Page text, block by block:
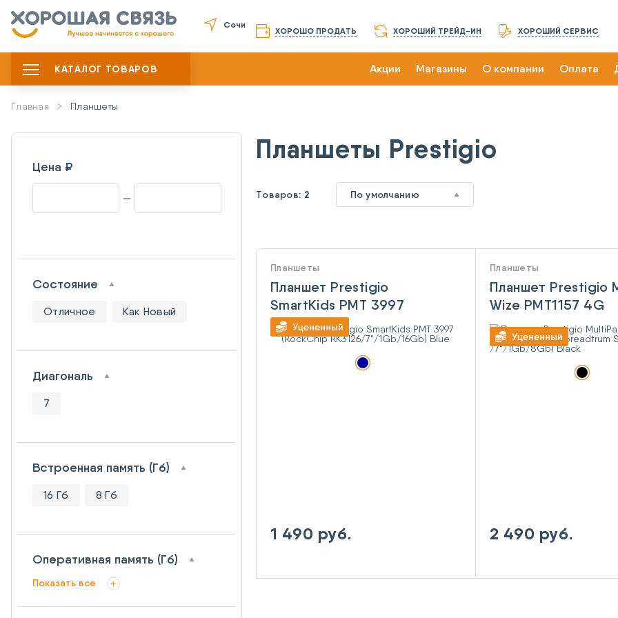
Сочи
ХОРОШО ПРОДАТЬ ХОРОШИЙ ТРЕЙД-ИН ХОРОШИЙ СЕРВИС
КАТАЛОГ ТОВАРОВ Акции Магазины О компании Оплата
Главная Планшеты
Цена ₽
Состояние
Отличное Как Новый
Диагональ
7
Встроенная память (Гб)
16 Гб 8 Гб
Оперативная память (Гб)
Показать все
Планшеты Prestigio
Товаров: 2 По умолчанию
Планшеты
Планшет Prestigio
SmartKids PMT 3997
(RockChip
RK3126/7"/1Gb/16Gb)
1 490 руб.
Планшеты
Планшет Prestigio
Wize PMT1157 4G
(Spreadtrum
/7"/1Gb/8Gb)
2 490 руб.